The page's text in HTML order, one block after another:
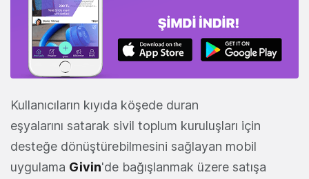
Kullanıcıların kıyıda köşede duran
eşyalarını satarak sivil toplum kuruluşları için
desteğe dönüştürebilmesini sağlayan mobil
uygulama Givin'de bağışlanmak üzere satışa